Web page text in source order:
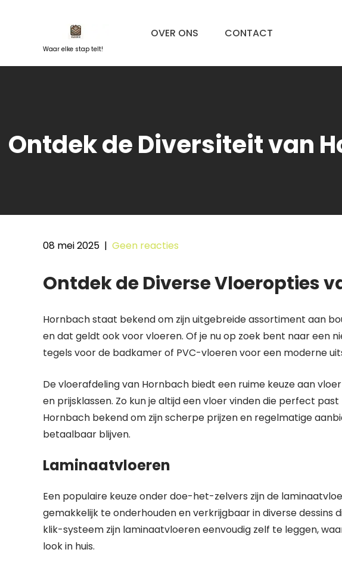
Waar elke stap telt!
OVER ONS CONTACT
Ontdek de Diversiteit van
08 mei 2025 | Geen reacties
Ontdek de Diverse Vloeropties
Hornbach staat bekend om zijn uitgebreide assortiment aan
en dat geldt ook voor vloeren. Of je nu op zoek bent naar een
tegels voor de badkamer of PVC-vloeren voor een moderne
De vloerafdeling van Hornbach biedt een ruime keuze aan
en prijsklassen. Zo kun je altijd een vloer vinden die perfect
Hornbach bekend om zijn scherpe prijzen en regelmatige
betaalbaar blijven.
Laminaatvloeren
Een populaire keuze onder doe-het-zelvers zijn de
gemakkelijk te onderhouden en verkrijgbaar in diverse dessins
klik-systeem zijn laminaatvloeren eenvoudig zelf te leggen,
look in huis.